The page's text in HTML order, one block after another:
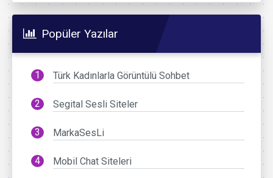
Popüler Yazılar
Türk Kadınlarla Görüntülü Sohbet
Segital Sesli Siteler
MarkaSesLi
Mobil Chat Siteleri